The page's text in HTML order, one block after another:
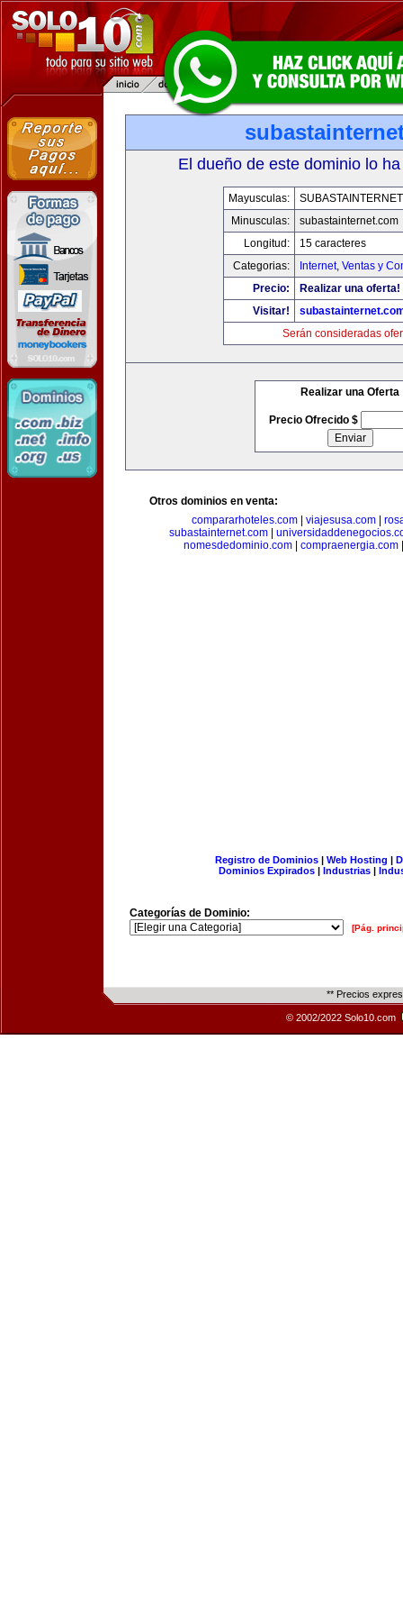
El dueño de este dominio lo
Mayusculas:
Minusculas:
subastainternet.com
Longitud:
15 caracteres
Categorias:
Internet, Ventas y
Precio:
Realizar una oferta!
Visitar!
Serán consideradas
Realizar una Oferta
Precio Ofrecido $
Otros dominios en venta:
compararhoteles.com| viajesusa.com|
subastainternet.com|
nomesdedominio.com| compraenergia.com
Registro de Dominios| Web Hosting |
Dominios Expirados | Industrias |
Categorías de Dominio:
[Pág.
** Precios
© 2002/2022 Solo10.com